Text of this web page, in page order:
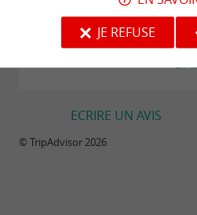
jean de monts c'est la plus
du choix pour toute la
nombreux lots variez et
ECRIRE UN AVIS
© TripAdvisor 2026
JE REFUSE